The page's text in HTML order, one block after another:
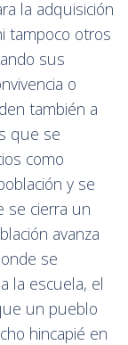
la adquisición
tampoco otros
sus
o
también a
que se
como
y se
se cierra un
avanza
se
la escuela, el
un pueblo
hincapié en